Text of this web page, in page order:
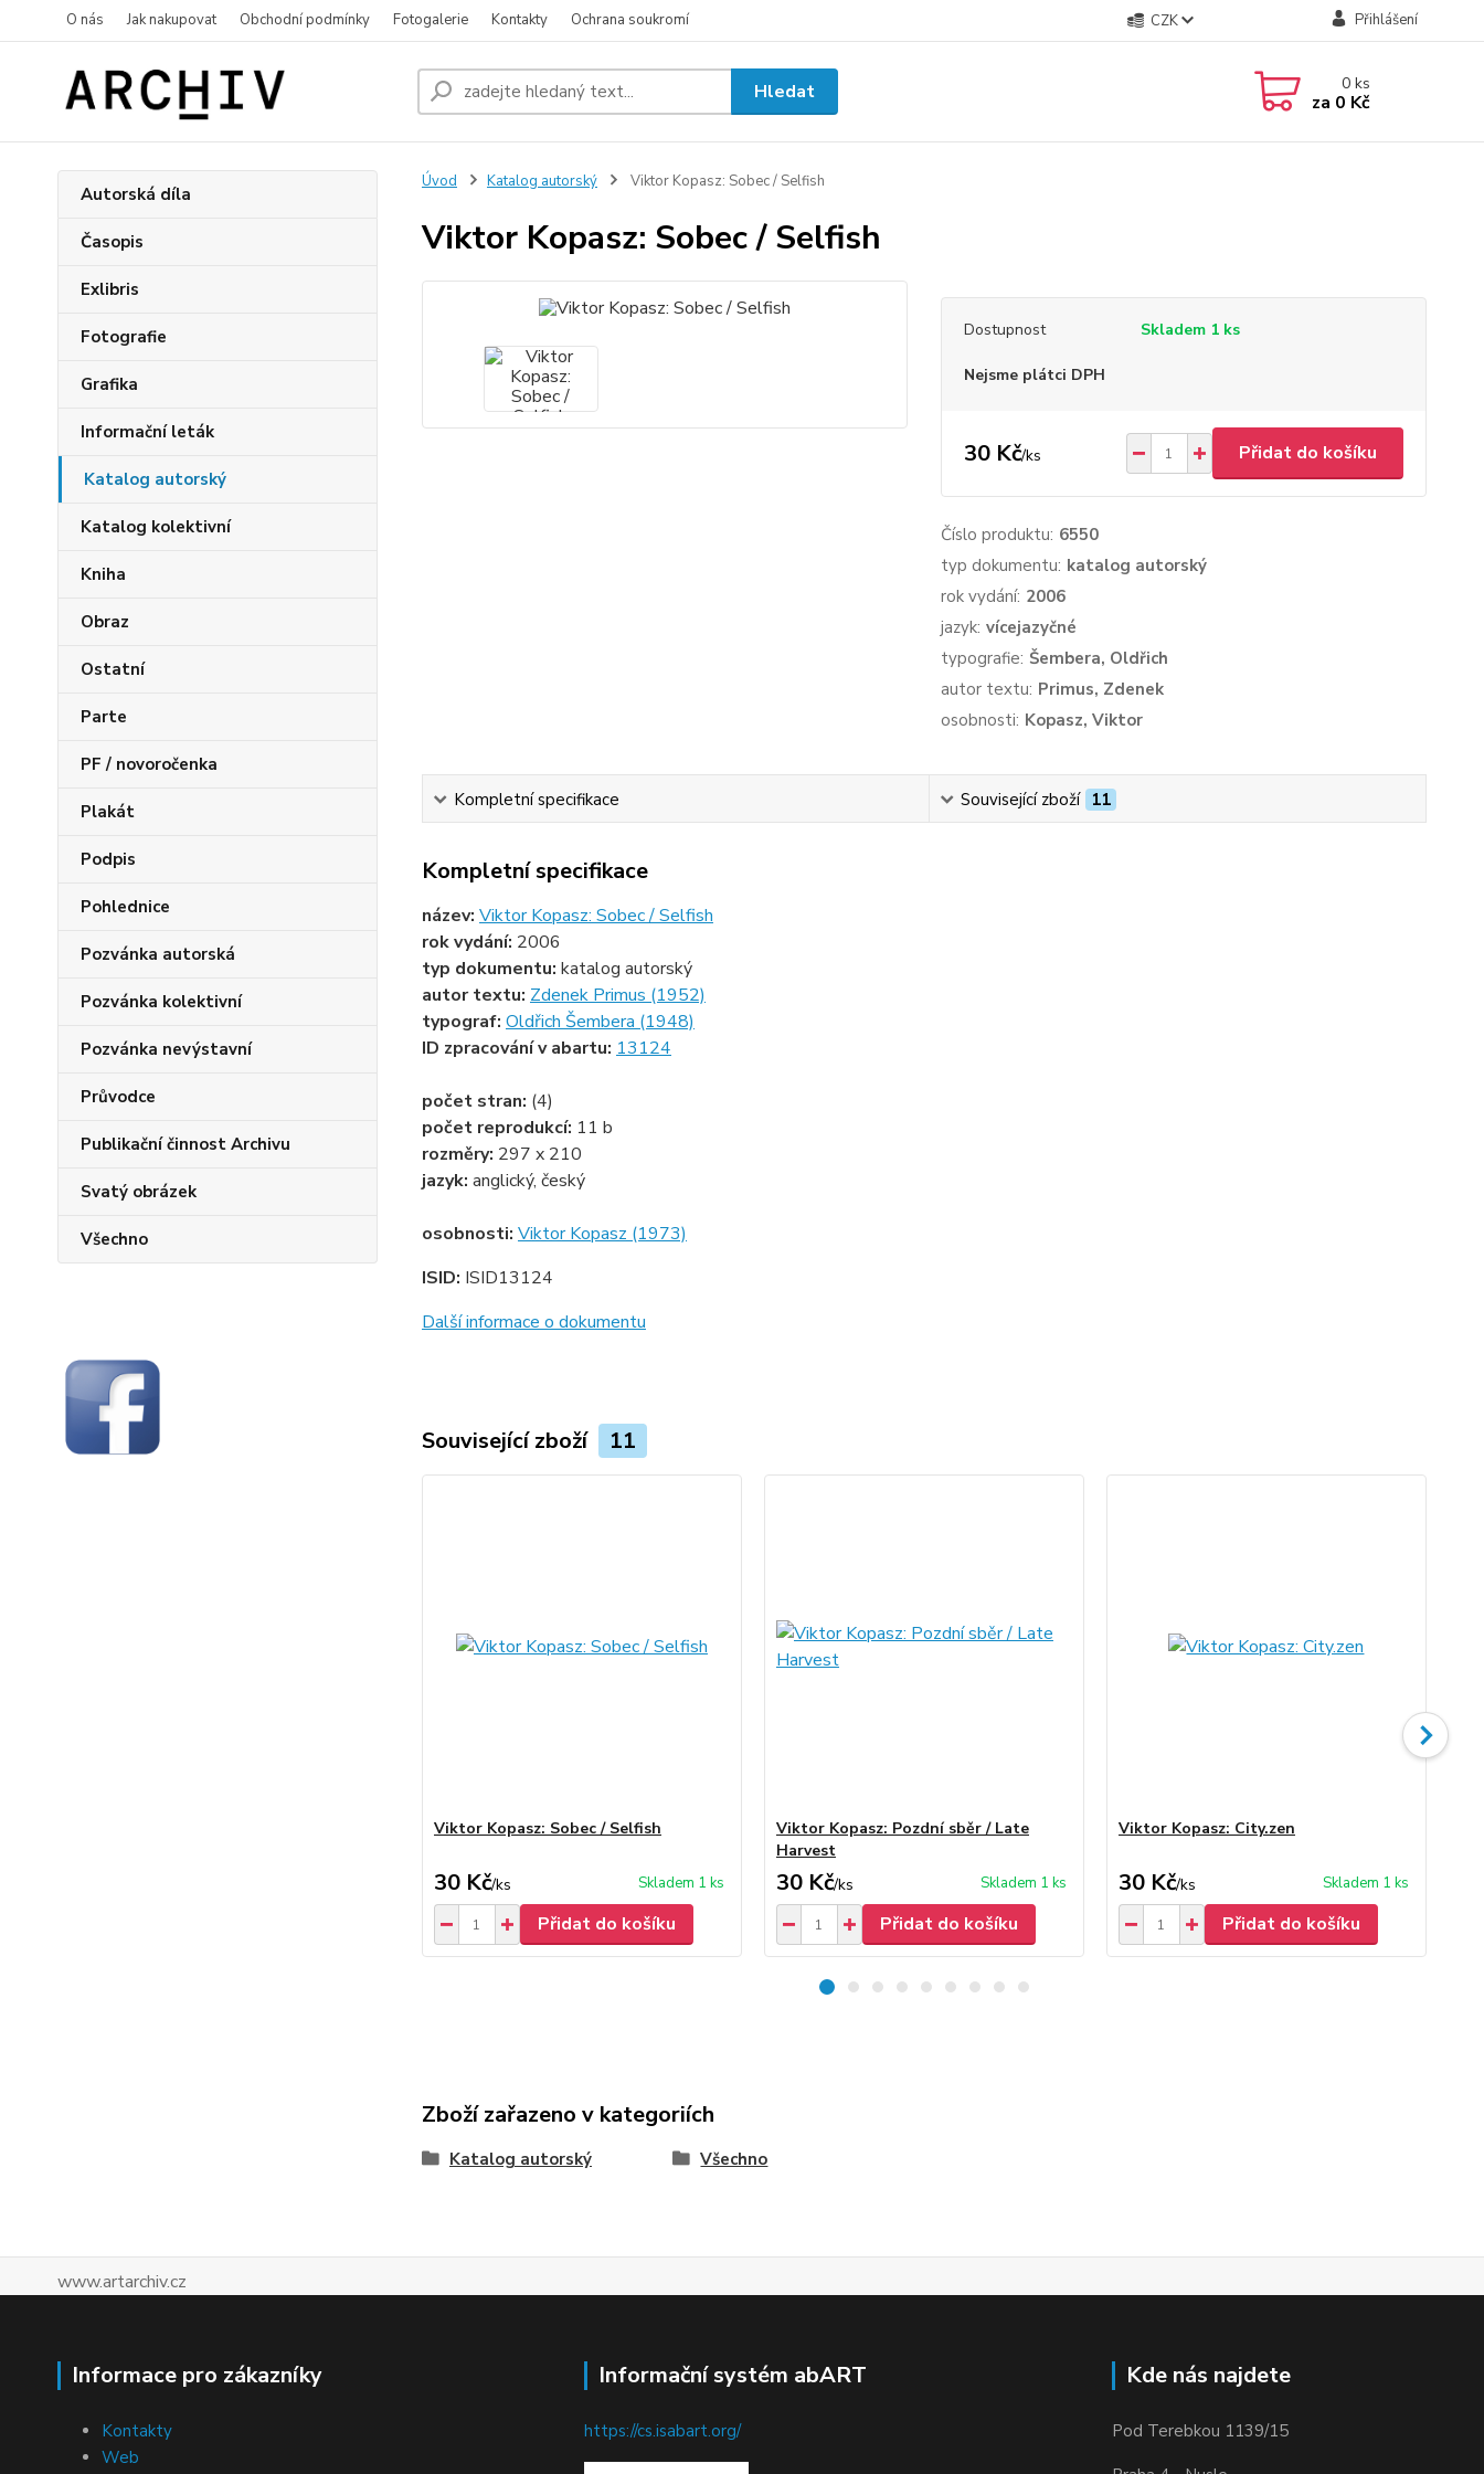
O nás Jak nakupovat Obchodní podmínky Fotogalerie Kontakty Ochrana soukromí CZK Přihlášení
Hledat 0ks
za 0 Kč
Autorská díla
Časopis
Exlibris
Fotografie
Grafika
Informační leták
Katalog autorský
Katalog kolektivní
Kniha
Obraz
Ostatní
Parte
PF / novoročenka
Plakát
Podpis
Pohlednice
Pozvánka autorská
Pozvánka kolektivní
Pozvánka nevýstavní
Průvodce
Publikační činnost Archivu
Svatý obrázek
Všechno
Úvod Katalog autorský Viktor Kopasz: Sobec / Selfish
Viktor Kopasz: Sobec / Selfish
Dostupnost Skladem 1 ks
Nejsme plátci DPH
30 Kč/ks Přidat do košíku
Číslo produktu: 6550
typ dokumentu: katalog autorský
rok vydání: 2006
jazyk: vícejazyčné
typografie: Šembera, Oldřich
autor textu: Primus, Zdenek
osobnosti: Kopasz, Viktor
Kompletní specifikace Související zboží 11
Kompletní specifikace
název: Viktor Kopasz: Sobec / Selfish
rok vydání: 2006
typ dokumentu: katalog autorský
autor textu: Zdenek Primus (1952)
typograf: Oldřich Šembera (1948)
ID zpracování v abartu: 13124
počet stran: (4)
počet reprodukcí: 11 b
rozměry: 297 x 210
jazyk: anglický, český
osobnosti: Viktor Kopasz (1973)
ISID: ISID13124
Další informace o dokumentu
Související zboží 11
Viktor Kopasz: Sobec / Selfish
30 Kč/ks Skladem 1 ks
Přidat do košíku
Viktor Kopasz: Pozdní sběr / Late
Harvest
30 Kč/ks Skladem 1 ks
Přidat do košíku
Viktor Kopasz: City.zen
30 Kč/ks Skladem 1 ks
Přidat do košíku
Zboží zařazeno v kategoriích
Katalog autorský Všechno
www.artarchiv.cz
Informace pro zákazníky
Kontakty
Web
Informační systém abART
https://cs.isabart.org/
Kde nás najdete
Pod Terebkou 1139/15